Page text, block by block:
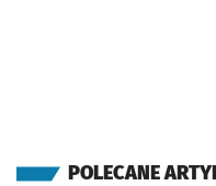
POLECANE